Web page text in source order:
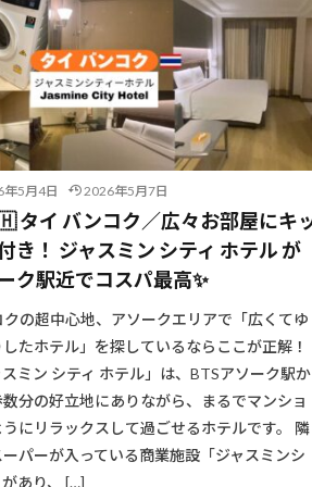
年5月4日 2026年5月7日
タイ バンコク／広々お部屋にキ
き！ ジャスミン シティ ホテル が
ク駅近でコスパ最高✨
クの超中心地、アソークエリアで「広くてゆ
したホテル」を探しているならここが正解！
スミン シティ ホテル」は、BTSアソーク駅か
数分の好立地にありながら、まるでマンショ
うにリラックスして過ごせるホテルです。 隣
ーパーが入っている商業施設「ジャスミンシ
あり、 […]